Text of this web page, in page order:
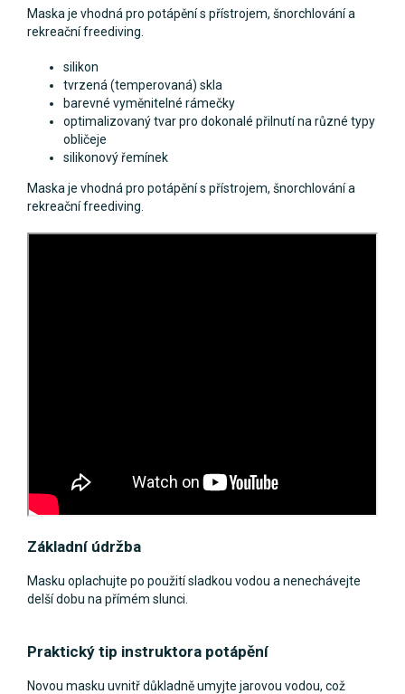
Maska je vhodná pro potápění s přístrojem, šnorchlování a
rekreační freediving.
silikon
tvrzená (temperovaná) skla
barevné vyměnitelné rámečky
optimalizovaný tvar pro dokonalé přilnutí na různé typy
obličeje
silikonový řemínek
Maska je vhodná pro potápění s přístrojem, šnorchlování a
rekreační freediving.
Základní údržba
Masku oplachujte po použití sladkou vodou a nenechávejte
delší dobu na přímém slunci.
Praktický tip instruktora potápění
Novou masku uvnitř důkladně umyjte jarovou vodou, což